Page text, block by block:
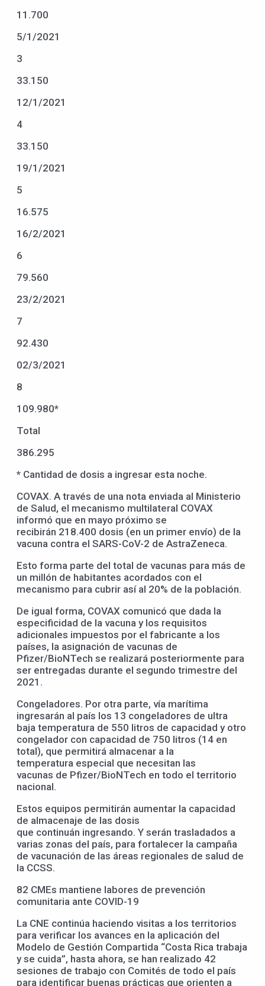
11.700
5/1/2021
3
33.150
12/1/2021
4
33.150
19/1/2021
5
16.575
16/2/2021
6
79.560
23/2/2021
7
92.430
02/3/2021
8
109.980*
Total
386.295
* Cantidad de dosis a ingresar esta noche.
COVAX. A través de una nota enviada al Ministerio
de Salud, el mecanismo multilateral COVAX
informó que en mayo próximo se
recibirán 218.400 dosis (en un primer envío) de la
vacuna contra el SARS-CoV-2 de AstraZeneca.
Esto forma parte del total de vacunas para más de
un millón de habitantes acordados con el
mecanismo para cubrir así al 20% de la población.
De igual forma, COVAX comunicó que dada la
especificidad de la vacuna y los requisitos
adicionales impuestos por el fabricante a los
países, la asignación de vacunas de
Pfizer/BioNTech se realizará posteriormente para
ser entregadas durante el segundo trimestre del
2021.
Congeladores. Por otra parte, vía marítima
ingresarán al país los 13 congeladores de ultra
baja temperatura de 550 litros de capacidad y otro
congelador con capacidad de 750 litros (14 en
total), que permitirá almacenar a la
temperatura especial que necesitan las
vacunas de Pfizer/BioNTech en todo el territorio
nacional.
Estos equipos permitirán aumentar la capacidad
de almacenaje de las dosis
que continuán ingresando. Y serán trasladados a
varias zonas del país, para fortalecer la campaña
de vacunación de las áreas regionales de salud de
la CCSS.
82 CMEs mantiene labores de prevención
comunitaria ante COVID-19
La CNE continúa haciendo visitas a los territorios
para verificar los avances en la aplicación del
Modelo de Gestión Compartida “Costa Rica trabaja
y se cuida”, hasta ahora, se han realizado 42
sesiones de trabajo con Comités de todo el país
para identificar buenas prácticas que orienten a